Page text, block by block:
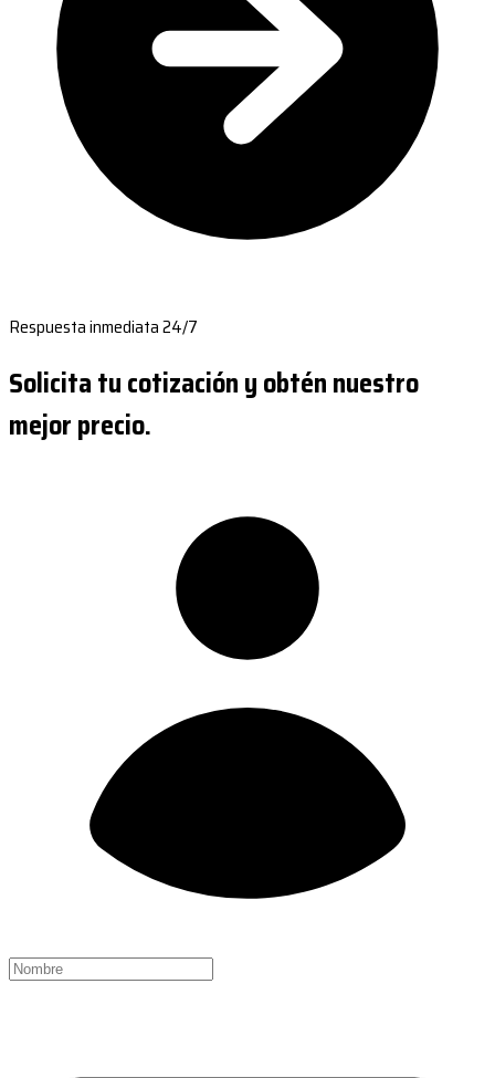
Respuesta inmediata 24/7
Solicita tu cotización y obtén nuestro
mejor precio.